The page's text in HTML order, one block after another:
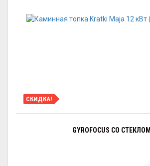
СКИДКА!
GYROFOCUS СО СТЕКЛОМ